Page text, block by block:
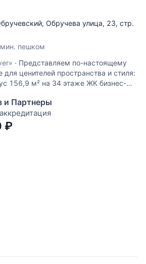
, Обручева улица, 23, стр.
пешком
· Представляем по-настоящему
ценителей пространства и стиля:
156,9 м² на 34 этаже ЖК бизнес-
личный городской оазис на высоте,
с панорамного вида на Москву, а
и Партнеры
₽